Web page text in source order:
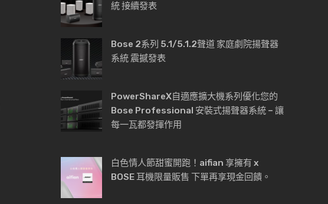
統 接續發表
Bose 2系列 5.1/5.1.2聲道 家庭劇院揚聲器
系統 震撼發表
PowerShareX自適應擴大機系列優化您的
Bose Professional 安裝式揚聲器系統 – 讓
每一瓦都發揮作用
白色情人節甜蜜開跑！aifian 享擁有 x
BOSE 耳機限量販售 下單再享現金回饋。